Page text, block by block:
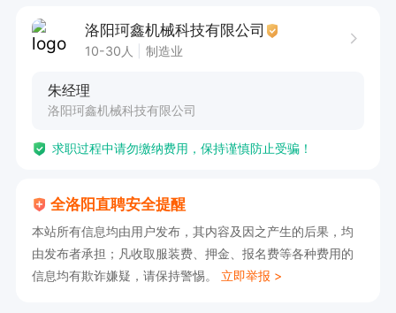
洛阳珂鑫机械科技有限公司
10-30人 制造业
朱经理
洛阳珂鑫机械科技有限公司
求职过程中请勿缴纳费用，保持谨慎防止受骗！
全洛阳直聘安全提醒
本站所有信息均由用户发布，其内容及因之产生的后果，均
由发布者承担；凡收取服装费、押金、报名费等各种费用的
信息均有欺诈嫌疑，请保持警惕。 立即举报 >